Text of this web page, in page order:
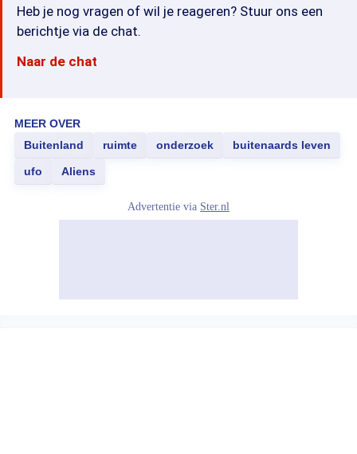
Heb je nog vragen of wil je reageren? Stuur ons een
berichtje via de chat.
Naar de chat
MEER OVER
Buitenland
ruimte onderzoek buitenaards leven
ufo Aliens
Advertentie via Ster.nl